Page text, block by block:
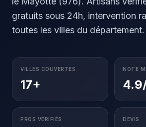
gratuits sous 24h, intervention
toutes les villes du département.
VILLES COUVERTES
17+
NOTE
PROS VÉRIFIÉS DEVIS